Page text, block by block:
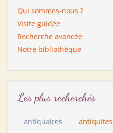
Qui sommes-nous ?
Visite guidée
Recherche avancée
Notre bibliothèque
Les plus recherchés
antiquaires antiquites